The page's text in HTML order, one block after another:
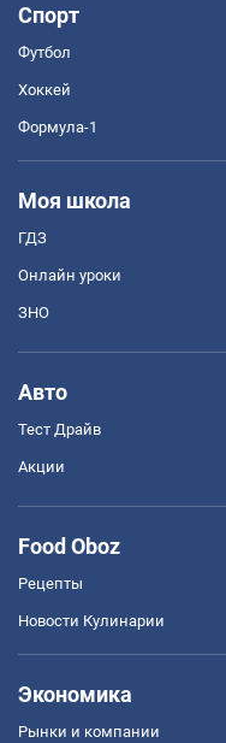
Спорт
Футбол
Хоккей
Формула-1
Моя школа
ГДЗ
Онлайн уроки
ЗНО
Авто
Тест Драйв
Акции
Food Oboz
Рецепты
Новости Кулинарии
Экономика
Рынки и компании